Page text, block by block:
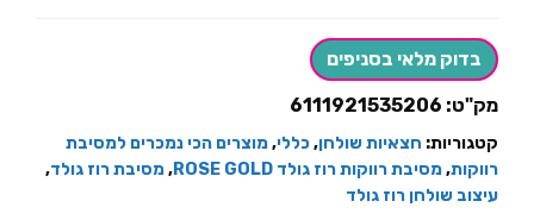
גולד
בדוק מלאי בסניפים
מק"ט: 6111921535206
קטגוריות: חצאיות שולחן,כללי,מוצרים הכי נמכרים למסיבת
רווקות,מסיבת רווקות רוז גולד ROSE GOLD ,מסיבת רוז גולד,
עיצוב שולחן רוז גולד